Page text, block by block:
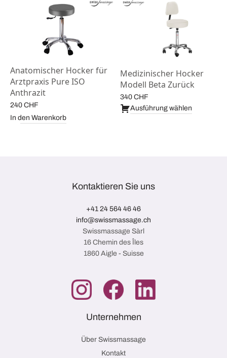
Anatomischer Hocker für
Arztpraxis Pure ISO
Anthrazit
240 CHF
In den Warenkorb
Medizinischer Hocker
Modell Beta Zurück
340 CHF
Ausführung wählen
Kontaktieren Sie uns
+41 24 564 46 46
info@swissmassage.ch
Swissmassage Sàrl
16 Chemin des Îles
1860 Aigle - Suisse
Unternehmen
Über Swissmassage
Kontakt